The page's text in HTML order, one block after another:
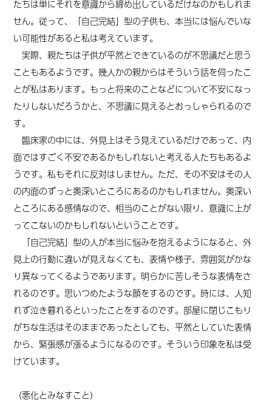
たちは単にそれを意識から締め出しているだけなのかもしれま
せん。従って、「自己完結」型の子供も、本当には悩んでいな
い可能性があると私は考えています。
実際、親たちは子供が平然とできているのが不思議だと思う
こともあるようです。幾人かの親からはそういう話を伺ったこ
とが私はあります。もっと将来のことなどについて不安になっ
たりしないだろうかと、不思議に見えるとおっしゃられるので
す。
臨床家の中には、外見上はそう見えているだけであって、内
面ではすごく不安であるかもしれないと考える人たちもあるよ
うです。私もそれに反対はしません。ただ、その不安はその人
の内面のずっと奥深いところにあるのかもしれません。奥深い
ところにある感情なので、相当のことがない限り、意識に上が
ってこないのかもしれないということです。
「自己完結」型の人が本当に悩みを抱えるようになると、外
見上の行動に違いが見えなくても、表情や様子、雰囲気がかな
り異なってくるようであります。明らかに苦しそうな表情をさ
れるのです。思いつめたような顔をするのです。時には、人知
れず泣き暮れるといったことをするのです。部屋に閉じこもり
がちな生活はそのままであったとしても、平然としていた表情
から、緊張感が漲るようになるのです。 そういう印象を私は受
けています。
（悪化とみなすこと）